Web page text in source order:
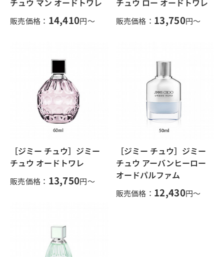
販売価格： 14,410円～ 販売価格： 13,750円～
［ジミー チュウ］ジミー
チュウ オードトワレ
販売価格： 13,750円～
［ジミー チュウ］ジミー
チュウ アーバンヒーロー
オードパルファム
販売価格： 12,430円～